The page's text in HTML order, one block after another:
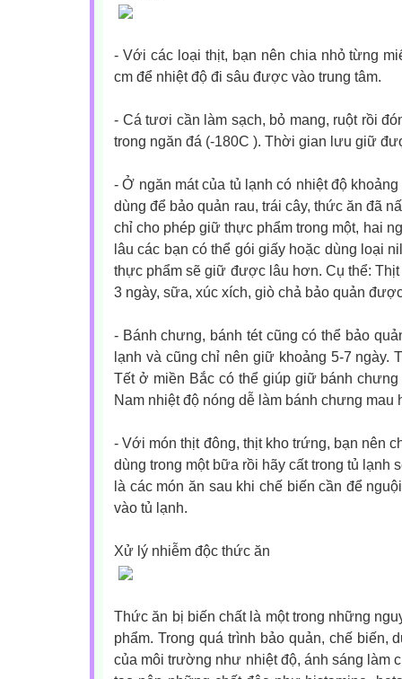
- Với các loại thịt, bạn nên chia nhỏ từng
cm để nhiệt độ đi sâu được vào trung tâm.
- Cá tươi cần làm sạch, bỏ mang, ruột rồi
trong ngăn đá (-180C ). Thời gian lưu giữ
- Ở ngăn mát của tủ lạnh có nhiệt độ
dùng để bảo quản rau, trái cây, thức ăn đã
chỉ cho phép giữ thực phẩm trong một, hai
lâu các bạn có thể gói giấy hoặc dùng loại
thực phẩm sẽ giữ được lâu hơn. Cụ thể:
3 ngày, sữa, xúc xích, giò chả bảo quản
- Bánh chưng, bánh tét cũng có thể bảo
lạnh và cũng chỉ nên giữ khoảng 5-7 ngày.
Tết ở miền Bắc có thể giúp giữ bánh
Nam nhiệt độ nóng dễ làm bánh chưng mau
- Với món thịt đông, thịt kho trứng, bạn nên
dùng trong một bữa rồi hãy cất trong tủ lạnh
là các món ăn sau khi chế biến cần để
vào tủ lạnh.
Xử lý nhiễm độc thức ăn
Thức ăn bị biến chất là một trong những
phẩm. Trong quá trình bảo quản, chế biến,
của môi trường như nhiệt độ, ánh sáng làm